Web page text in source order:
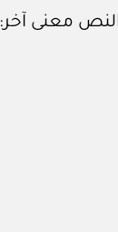
معنى آخر: